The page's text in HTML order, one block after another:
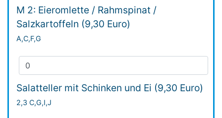
M 2: Eieromlette / Rahmspinat /
Salzkartoffeln (9,30 Euro)
A,C,F,G
Salatteller mit Schinken und Ei (9,30 Euro)
2,3 C,G,I,J